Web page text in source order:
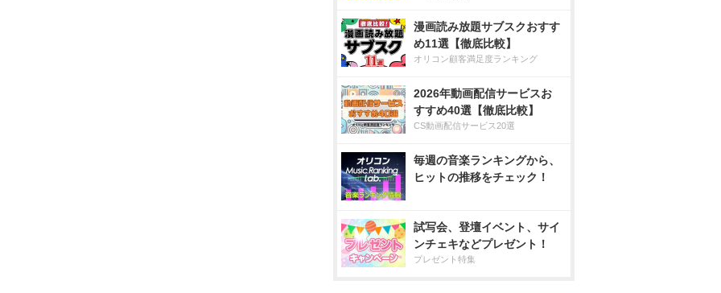
漫画読み放題サブスクおすす
め11選【徹底比較】
オリコン顧客満足度ランキング
2026年動画配信サービスお
すすめ40選【徹底比較】
CS動画配信サービス20選
毎週の音楽ランキングから、
ヒットの推移をチェック！
試写会、登壇イベント、サイ
ンチェキなどプレゼント！
プレゼント特集